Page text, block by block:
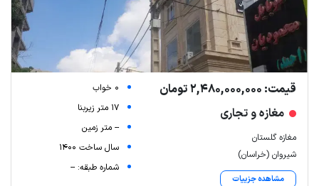
قیمت: 2,480,000,000 تومان
مغازه و تجاری
مغازه گلستان
شیروان (خراسان)
مشاهده جزییات
0 خواب
17 متر زیربنا
-- متر زمین
سال ساخت 1400
شماره طبقه: --